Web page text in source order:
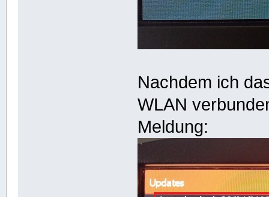
Nachdem ich
WLAN
Meldung: